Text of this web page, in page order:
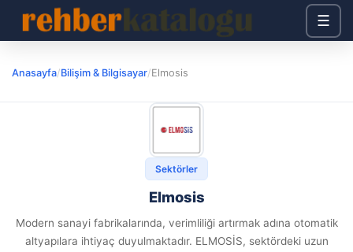
☰
Anasayfa/Bilişim & Bilgisayar/Elmosis
Sektörler
Elmosis
Modern sanayi fabrikalarında, verimliliği artırmak adına otomatik
altyapılara ihtiyaç duyulmaktadır. ELMOSİS, sektördeki uzun